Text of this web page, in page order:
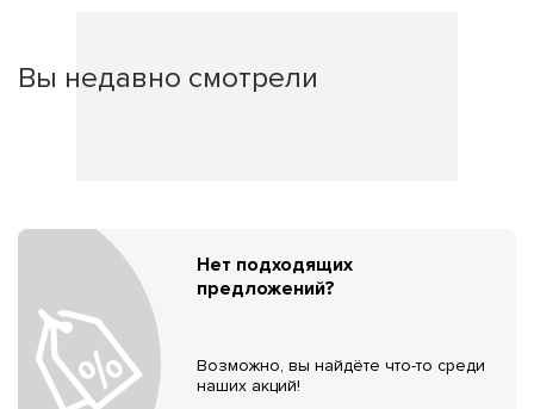
Вы недавно смотрели
Нет подходящих
предложений?
Возможно, вы найдёте что-то среди
наших акций!